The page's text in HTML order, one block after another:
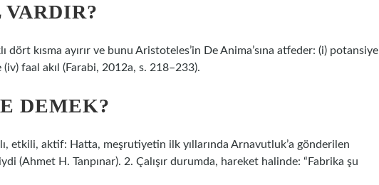
dört kısma ayırır ve bunu Aristoteles’in De Anima’sına atfeder: (i) potansiyel
(iv) faal akıl (Farabi, 2012a, s. 218–233).
DEMEK?
etkili, aktif: Hatta, meşrutiyetin ilk yıllarında Arnavutluk’a gönderilen
(Ahmet H. Tanpınar). 2. Çalışır durumda, hareket halinde: “Fabrika şu